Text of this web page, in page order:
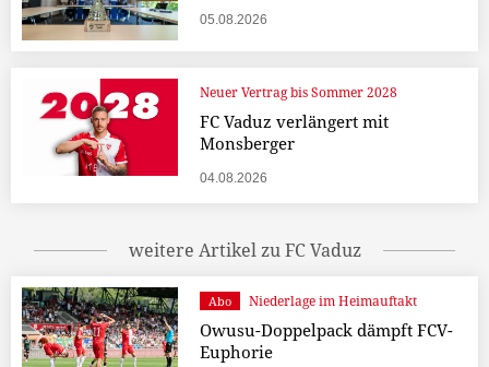
05.08.2026
Neuer Vertrag bis Sommer 2028
FC Vaduz verlängert mit
Monsberger
04.08.2026
weitere Artikel zu FC Vaduz
Abo Niederlage im Heimauftakt
Owusu-Doppelpack dämpft FCV-
Euphorie